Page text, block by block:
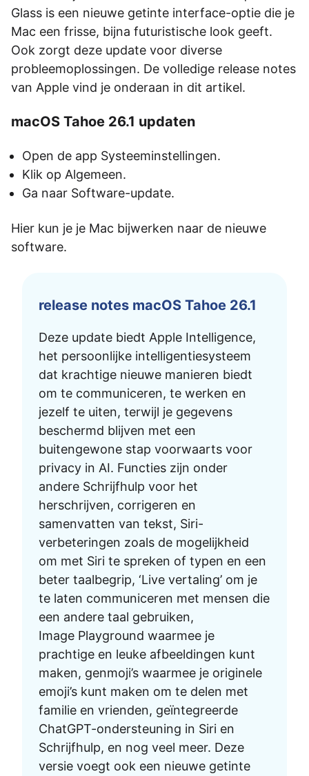
Glass is een nieuwe getinte interface-optie die je
Mac een frisse, bijna futuristische look geeft.
Ook zorgt deze update voor diverse
probleemoplossingen. De volledige release notes
van Apple vind je onderaan in dit artikel.
macOS Tahoe 26.1 updaten
Open de app Systeeminstellingen.
Klik op Algemeen.
Ga naar Software-update.
Hier kun je je Mac bijwerken naar de nieuwe
software.
release notes macOS Tahoe 26.1
Deze update biedt Apple Intelligence,
het persoonlijke intelligentiesysteem
dat krachtige nieuwe manieren biedt
om te communiceren, te werken en
jezelf te uiten, terwijl je gegevens
beschermd blijven met een
buitengewone stap voorwaarts voor
privacy in AI. Functies zijn onder
andere Schrijfhulp voor het
herschrijven, corrigeren en
samenvatten van tekst, Siri-
verbeteringen zoals de mogelijkheid
om met Siri te spreken of typen en een
beter taalbegrip, ‘Live vertaling’ om je
te laten communiceren met mensen die
een andere taal gebruiken,
Image Playground waarmee je
prachtige en leuke afbeeldingen kunt
maken, genmoji’s waarmee je originele
emoji’s kunt maken om te delen met
familie en vrienden, geïntegreerde
ChatGPT-ondersteuning in Siri en
Schrijfhulp, en nog veel meer. Deze
versie voegt ook een nieuwe getinte